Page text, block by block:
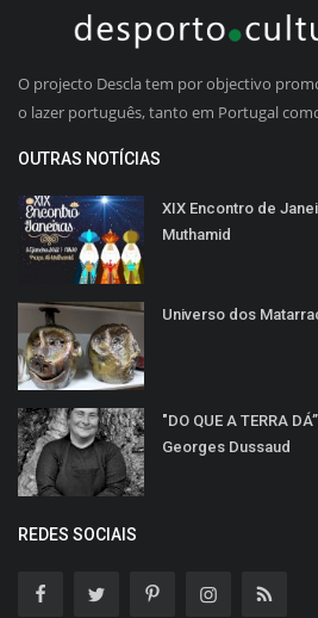
O projecto Descla tem por objectivo
o lazer português, tanto em Portugal
OUTRAS NOTÍCIAS
XIX Encontro de
Muthamid
Universo dos
"DO QUE A TERRA
Georges Dussaud
REDES SOCIAIS